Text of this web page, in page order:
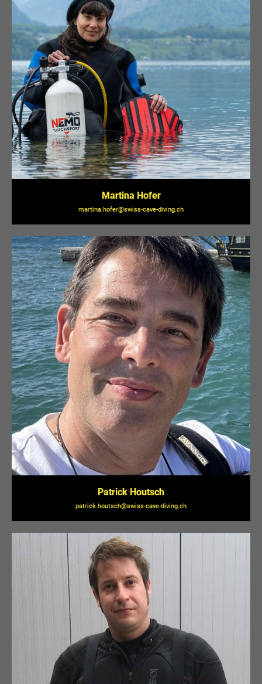
Martina Hofer
martina.hofer@swiss-cave-diving.ch
Patrick Houtsch
patrick.houtsch@swiss-cave-diving.ch